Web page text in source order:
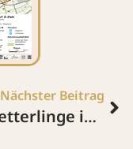
Nächster Beitrag
Schmetterlinge im Garten